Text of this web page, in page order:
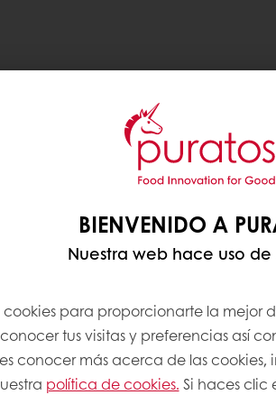
BIENVENIDO A
Nuestra web hace uso
cookies para proporcionarte la mejor
tus visitas y preferencias así
conocer más acerca de las
política de cookies. Si haces clic